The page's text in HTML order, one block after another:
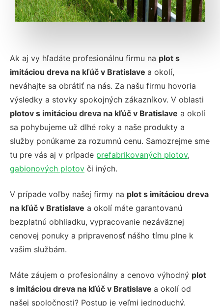
Ak aj vy hľadáte profesionálnu firmu na plot s
imitáciou dreva na kľúč v Bratislave a okolí,
neváhajte sa obrátiť na nás. Za našu firmu hovoria
výsledky a stovky spokojných zákazníkov. V oblasti
plotov s imitáciou dreva na kľúč v Bratislave a okolí
sa pohybujeme už dlhé roky a naše produkty a
služby ponúkame za rozumnú cenu. Samozrejme sme
tu pre vás aj v prípade prefabrikovaných plotov,
gabionových plotov či iných.
V prípade voľby našej firmy na plot s imitáciou dreva
na kľúč v Bratislave a okolí máte garantovanú
bezplatnú obhliadku, vypracovanie nezáväznej
cenovej ponuky a pripravenosť nášho tímu plne k
vašim službám.
Máte záujem o profesionálny a cenovo výhodný plot
s imitáciou dreva na kľúč v Bratislave a okolí od
našej spoločnosti? Postup je veľmi jednoduchý.